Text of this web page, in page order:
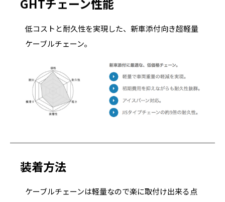
低コストと耐久性を実現した、新車添付向き超軽量
ケーブルチェーン。
装着方法
ケーブルチェーンは軽量なので楽に取付け出来る点